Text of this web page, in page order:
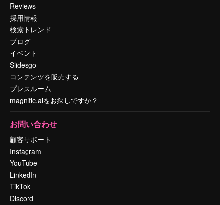
Reviews
採用情報
検索トレンド
ブログ
イベント
Slidesgo
コンテンツを販売する
プレスルーム
magnific.aiをお探しですか？
お問い合わせ
顧客サポート
Instagram
YouTube
LinkedIn
TikTok
Discord